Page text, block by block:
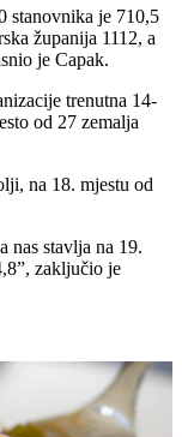
stanovnika je 710,5
županija 1112, a
je Capak.
trenutna 14-
od 27 zemalja
na 18. mjestu od
nas stavlja na 19.
zaključio je